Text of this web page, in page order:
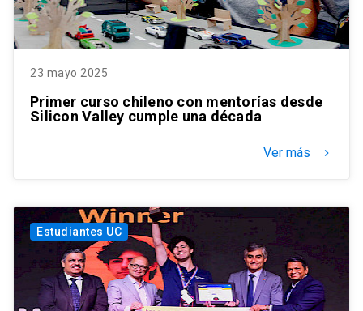
23 mayo 2025
Primer curso chileno con mentorías desde
Silicon Valley cumple una década
Ver más keyboard_arrow_right
Estudiantes UC